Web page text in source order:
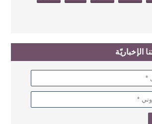
الإخباريّة